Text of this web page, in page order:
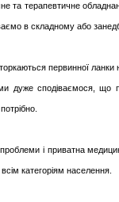
та терапевтичне
в складному або
первинної ланки
дуже сподіваємося, що
і приватна
категоріям населення.